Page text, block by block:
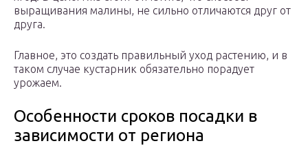
выращивания малины, не сильно отличаются друг от
друга.
Главное, это создать правильный уход растению, и в
таком случае кустарник обязательно порадует
урожаем.
Особенности сроков посадки в
зависимости от региона